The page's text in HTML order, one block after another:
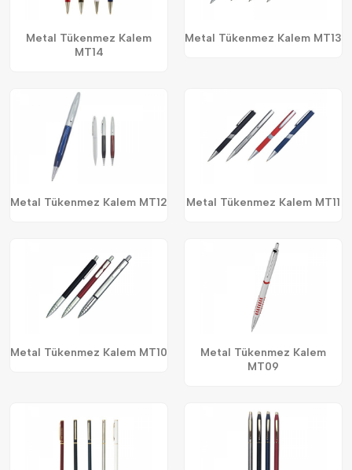
Metal Tükenmez Kalem
MT14
Metal Tükenmez Kalem MT13
Metal Tükenmez Kalem MT12 Metal Tükenmez Kalem MT11
Metal Tükenmez Kalem MT10
Metal Tükenmez Kalem
MT09